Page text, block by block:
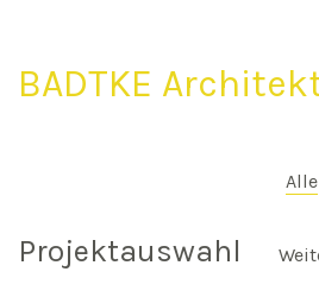
BADTKE
Projektauswahl
Alle